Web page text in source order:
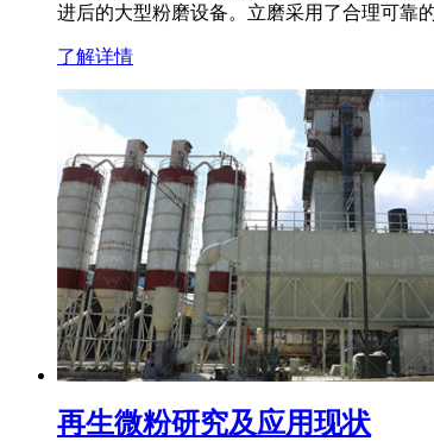
进后的大型粉磨设备。立磨采用了合理可靠
了解详情
再生微粉研究及应用现状